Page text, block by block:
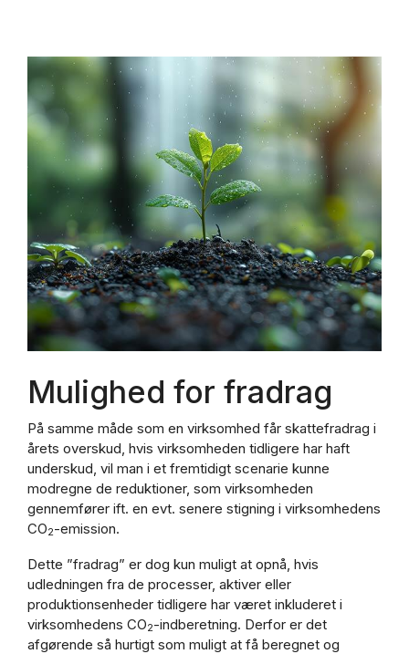
Mulighed for fradrag
På samme måde som en virksomhed får skattefradrag i
årets overskud, hvis virksomheden tidligere har haft
underskud, vil man i et fremtidigt scenarie kunne
modregne de reduktioner, som virksomheden
gennemfører ift. en evt. senere stigning i virksomhedens
CO2-emission.
Dette ”fradrag” er dog kun muligt at opnå, hvis
udledningen fra de processer, aktiver eller
produktionsenheder tidligere har været inkluderet i
virksomhedens CO2-indberetning. Derfor er det
afgørende så hurtigt som muligt at få beregnet og